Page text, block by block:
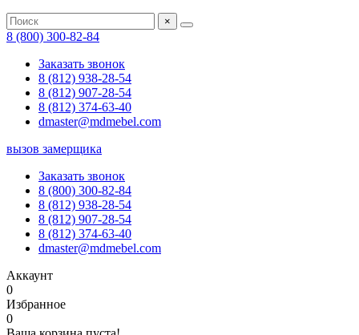
×
8 (800) 300-82-84
Заказать звонок
8 (812) 938-28-54
8 (812) 907-28-54
8 (812) 374-63-40
dmaster@mdmebel.com
вызов замерщика
Заказать звонок
8 (800) 300-82-84
8 (812) 938-28-54
8 (812) 907-28-54
8 (812) 374-63-40
dmaster@mdmebel.com
Аккаунт
0
Избранное
0